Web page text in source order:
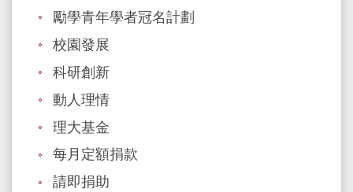
勵學青年學者冠名計劃
校園發展
科研創新
動人理情
理大基金
每月定額捐款
請即捐助